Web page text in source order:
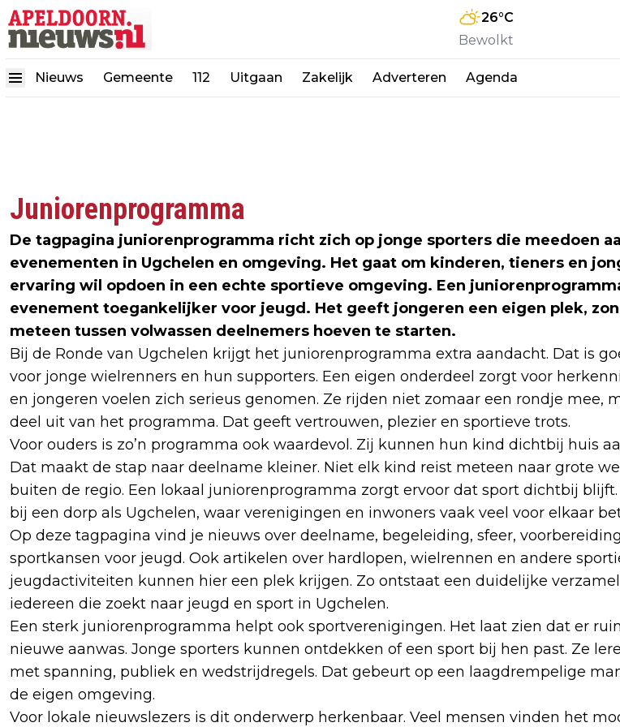
26°C
Bewolkt
Nieuws Gemeente 112 Uitgaan Zakelijk Adverteren Agenda
Juniorenprogramma
De tagpagina juniorenprogramma richt zich op jonge sporters die meedoen
evenementen in Ugchelen en omgeving. Het gaat om kinderen, tieners en
ervaring wil opdoen in een echte sportieve omgeving. Een
evenement toegankelijker voor jeugd. Het geeft jongeren een eigen plek,
meteen tussen volwassen deelnemers hoeven te starten.
Bij de Ronde van Ugchelen krijgt het juniorenprogramma extra aandacht. Dat is
voor jonge wielrenners en hun supporters. Een eigen onderdeel zorgt voor
en jongeren voelen zich serieus genomen. Ze rijden niet zomaar een rondje mee,
deel uit van het programma. Dat geeft vertrouwen, plezier en sportieve trots.
Voor ouders is zo’n programma ook waardevol. Zij kunnen hun kind dichtbij huis
Dat maakt de stap naar deelname kleiner. Niet elk kind reist meteen naar grote
buiten de regio. Een lokaal juniorenprogramma zorgt ervoor dat sport dichtbij
bij een dorp als Ugchelen, waar verenigingen en inwoners vaak veel voor elkaar
Op deze tagpagina vind je nieuws over deelname, begeleiding, sfeer,
sportkansen voor jeugd. Ook artikelen over hardlopen, wielrennen en andere
jeugdactiviteiten kunnen hier een plek krijgen. Zo ontstaat een duidelijke
iedereen die zoekt naar jeugd en sport in Ugchelen.
Een sterk juniorenprogramma helpt ook sportverenigingen. Het laat zien dat er
nieuwe aanwas. Jonge sporters kunnen ontdekken of een sport bij hen past. Ze
met spanning, publiek en wedstrijdregels. Dat gebeurt op een laagdrempelige
de eigen omgeving.
Voor lokale nieuwslezers is dit onderwerp herkenbaar. Veel mensen vinden het